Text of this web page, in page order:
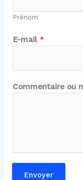
m
n
t
i
r
e
Prénom
E-mail *
Commentaire ou
Envoyer